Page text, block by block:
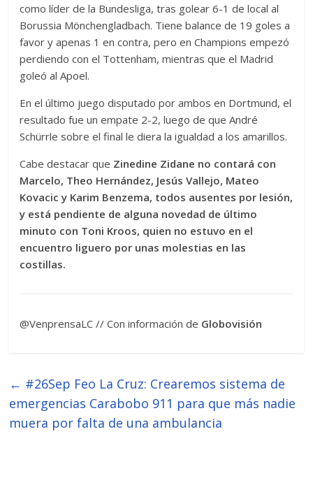
como líder de la Bundesliga, tras golear 6-1 de local al
Borussia Mönchengladbach. Tiene balance de 19 goles a
favor y apenas 1 en contra, pero en Champions empezó
perdiendo con el Tottenham, mientras que el Madrid
goleó al Apoel.
En el último juego disputado por ambos en Dortmund, el
resultado fue un empate 2-2, luego de que André
Schürrle sobre el final le diera la igualdad a los amarillos.
Cabe destacar que Zinedine Zidane no contará con
Marcelo, Theo Hernández, Jesús Vallejo, Mateo
Kovacic y Karim Benzema, todos ausentes por lesión,
y está pendiente de alguna novedad de último
minuto con Toni Kroos, quien no estuvo en el
encuentro liguero por unas molestias en las
costillas.
@VenprensaLC // Con información de Globovisión
← #26Sep Feo La Cruz: Crearemos sistema de
emergencias Carabobo 911 para que más nadie
muera por falta de una ambulancia